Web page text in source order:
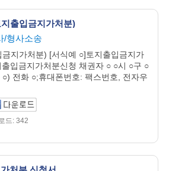
출입금지가처분)
/형사소송
지가처분) [서식예 ○]토지출입금지가
입금지가처분신청 채권자 ○ ○시 ○구 ○
전화 ○;휴대폰번호: 팩스번호, 전자우
드: 342